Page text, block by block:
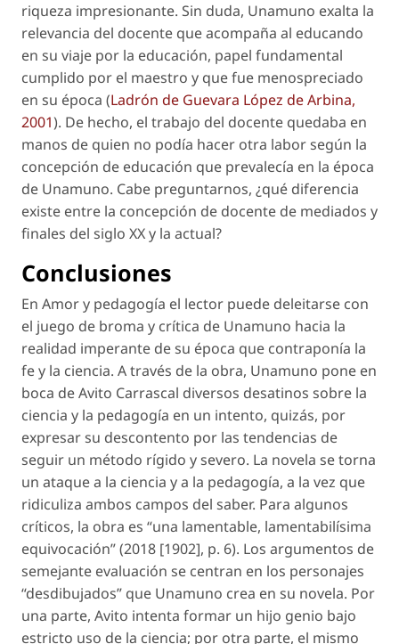
riqueza impresionante. Sin duda, Unamuno exalta la
relevancia del docente que acompaña al educando
en su viaje por la educación, papel fundamental
cumplido por el maestro y que fue menospreciado
en su época (Ladrón de Guevara López de Arbina,
2001). De hecho, el trabajo del docente quedaba en
manos de quien no podía hacer otra labor según la
concepción de educación que prevalecía en la época
de Unamuno. Cabe preguntarnos, ¿qué diferencia
existe entre la concepción de docente de mediados y
finales del siglo XX y la actual?
Conclusiones
En Amor y pedagogía el lector puede deleitarse con
el juego de broma y crítica de Unamuno hacia la
realidad imperante de su época que contraponía la
fe y la ciencia. A través de la obra, Unamuno pone en
boca de Avito Carrascal diversos desatinos sobre la
ciencia y la pedagogía en un intento, quizás, por
expresar su descontento por las tendencias de
seguir un método rígido y severo. La novela se torna
un ataque a la ciencia y a la pedagogía, a la vez que
ridiculiza ambos campos del saber. Para algunos
críticos, la obra es “una lamentable, lamentabilísima
equivocación” (2018 [1902], p. 6). Los argumentos de
semejante evaluación se centran en los personajes
“desdibujados” que Unamuno crea en su novela. Por
una parte, Avito intenta formar un hijo genio bajo
estricto uso de la ciencia; por otra parte, el mismo